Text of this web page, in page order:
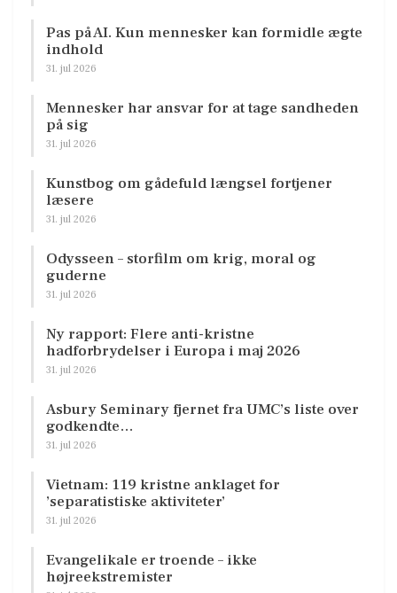
Pas på AI. Kun mennesker kan formidle ægte
indhold
31. jul 2026
Mennesker har ansvar for at tage sandheden
på sig
31. jul 2026
Kunstbog om gådefuld længsel fortjener
læsere
31. jul 2026
Odysseen – storfilm om krig, moral og
guderne
31. jul 2026
Ny rapport: Flere anti-kristne
hadforbrydelser i Europa i maj 2026
31. jul 2026
Asbury Seminary fjernet fra UMC’s liste over
godkendte…
31. jul 2026
Vietnam: 119 kristne anklaget for
’separatistiske aktiviteter’
31. jul 2026
Evangelikale er troende – ikke
højreekstremister